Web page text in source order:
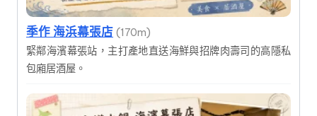
季作 海浜幕張店 (170m)
緊鄰海濱幕張站，主打產地直送海鮮與招牌肉壽司的高隱私
包廂居酒屋。